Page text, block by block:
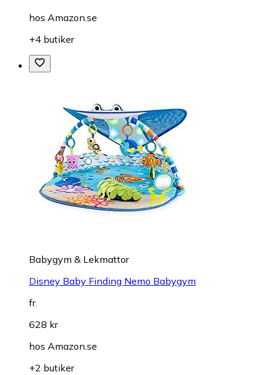
hos Amazon.se
+4 butiker
Babygym & Lekmattor
Disney Baby Finding Nemo Babygym
fr.
628 kr
hos Amazon.se
+2 butiker